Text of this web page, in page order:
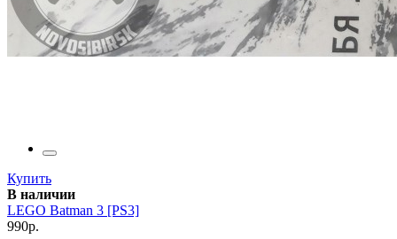
Купить
В наличии
LEGO Batman 3 [PS3]
990р.